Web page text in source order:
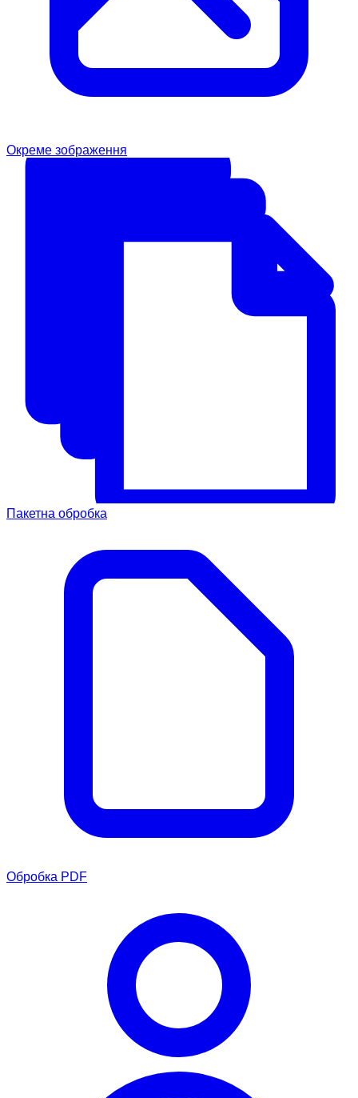
Окреме зображення
Пакетна обробка
Обробка PDF